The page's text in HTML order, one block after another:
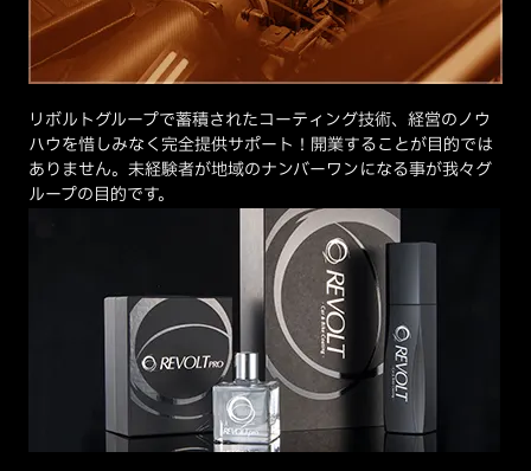
リボルトグループで蓄積されたコーティング技術、経営のノウ
ハウを惜しみなく完全提供サポート！開業することが目的では
ありません。未経験者が地域のナンバーワンになる事が我々グ
ループの目的です。